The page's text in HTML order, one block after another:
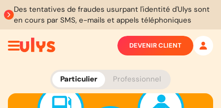
Des tentatives de fraudes usurpant l'identité d'Ulys sont
en cours par SMS, e-mails et appels téléphoniques
Particulier Professionnel
DEVENIR CLIENT